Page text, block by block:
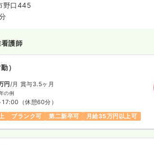
野口445
護師
）
円 /月 賞与3.5ヶ月
の例
17:00
（休憩60分）
ブランク可 第二新卒可 月給35万円以上可